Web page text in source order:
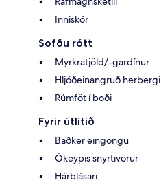
Inniskór
Sofðu rótt
Myrkratjöld/-gardínur
Hljóðeinangruð herbergi
Rúmföt í boði
Fyrir útlitið
Baðker eingöngu
Ókeypis snyrtivörur
Hárblásari